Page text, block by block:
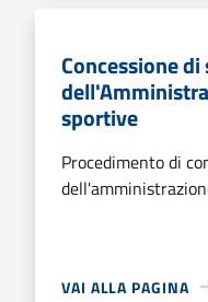
Concessione
sportive
Procedimento di
VAI ALLA PAGINA